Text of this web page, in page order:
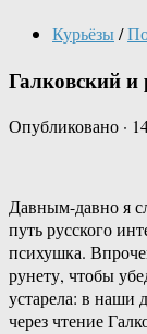
Курьёзы/
Галковский
Опубликовано ·
Давным-давно я
путь русского
психушка.
рунету, чтобы
устарела: в наши
через чтение